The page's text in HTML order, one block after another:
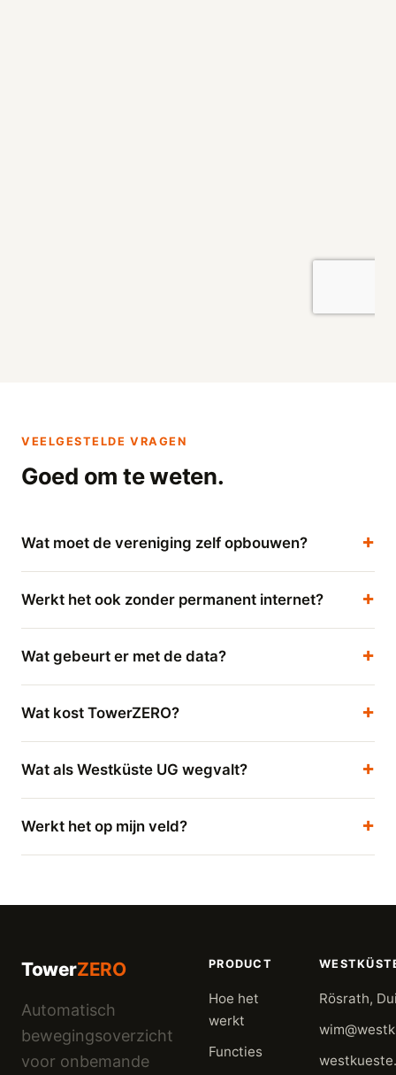
VEELGESTELDE VRAGEN
Goed om te weten.
Wat moet de vereniging zelf opbouwen?
Werkt het ook zonder permanent internet?
Wat gebeurt er met de data?
Wat kost TowerZERO?
Wat als Westküste UG wegvalt?
Werkt het op mijn veld?
TowerZERO
Automatisch
bewegingsoverzicht
voor onbemande
PRODUCT
Hoe het
werkt
Functies
Rösrath,